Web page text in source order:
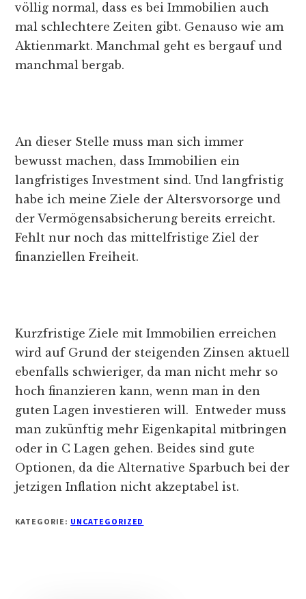
völlig normal, dass es bei Immobilien auch
mal schlechtere Zeiten gibt. Genauso wie am
Aktienmarkt. Manchmal geht es bergauf und
manchmal bergab.
An dieser Stelle muss man sich immer
bewusst machen, dass Immobilien ein
langfristiges Investment sind. Und langfristig
habe ich meine Ziele der Altersvorsorge und
der Vermögensabsicherung bereits erreicht.
Fehlt nur noch das mittelfristige Ziel der
finanziellen Freiheit.
Kurzfristige Ziele mit Immobilien erreichen
wird auf Grund der steigenden Zinsen aktuell
ebenfalls schwieriger, da man nicht mehr so
hoch finanzieren kann, wenn man in den
guten Lagen investieren will. Entweder muss
man zukünftig mehr Eigenkapital mitbringen
oder in C Lagen gehen. Beides sind gute
Optionen, da die Alternative Sparbuch bei der
jetzigen Inflation nicht akzeptabel ist.
KATEGORIE: UNCATEGORIZED